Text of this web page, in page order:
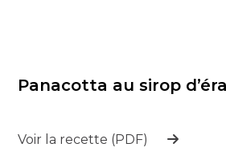
Panacotta au sirop
Voir la recette (PDF)